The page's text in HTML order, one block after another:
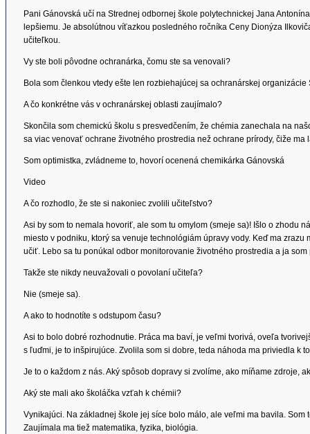
Pani Gánovská učí na Strednej odbornej škole polytechnickej Jana
lepšiemu. Je absolútnou víťazkou posledného ročníka Ceny Dionýza
učiteľkou.
Vy ste boli pôvodne ochranárka, čomu ste sa venovali?
Bola som členkou vtedy ešte len rozbiehajúcej sa ochranárskej
A čo konkrétne vás v ochranárskej oblasti zaujímalo?
Skončila som chemickú školu s presvedčením, že chémia zanechala na
sa viac venovať ochrane životného prostredia než ochrane prírody, čiže ma
Som optimistka, zvládneme to, hovorí ocenená chemikárka Gánovská
Video
A čo rozhodlo, že ste si nakoniec zvolili učiteľstvo?
Asi by som to nemala hovoriť, ale som tu omylom (smeje sa)! Išlo o zhodu
miesto v podniku, ktorý sa venuje technológiám úpravy vody. Keď ma
učiť. Lebo sa tu ponúkal odbor monitorovanie životného prostredia a ja
Takže ste nikdy neuvažovali o povolaní učiteľa?
Nie (smeje sa).
A ako to hodnotíte s odstupom času?
Asi to bolo dobré rozhodnutie. Práca ma baví, je veľmi tvorivá, oveľa
s ľuďmi, je to inšpirujúce. Zvolila som si dobre, teda náhoda ma priviedla k
Je to o každom z nás. Aký spôsob dopravy si zvolíme, ako míňame zdroje,
Aký ste mali ako školáčka vzťah k chémii?
Vynikajúci. Na základnej škole jej síce bolo málo, ale veľmi ma bavila.
Zaujímala ma tiež matematika, fyzika, biológia.